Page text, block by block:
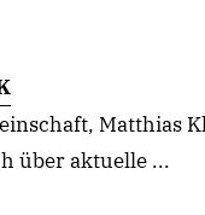
Matthias
über aktuelle ...